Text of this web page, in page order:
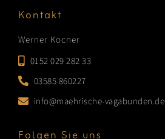
Kontakt
Werner Kocner
0152 029 282 33
03585 860227
info@maehrische-vagabunden.de